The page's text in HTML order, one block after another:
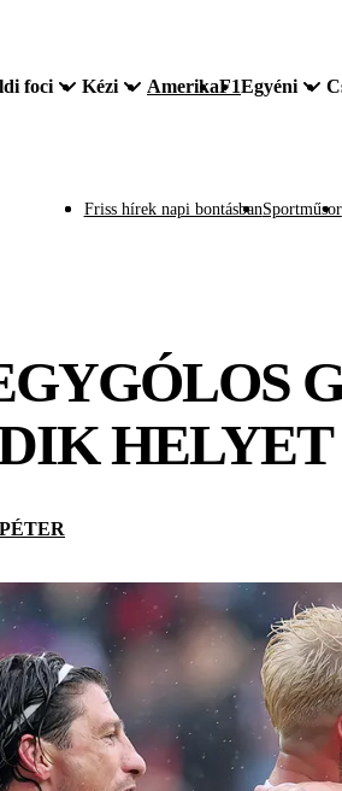
foci Kézi AmerikaF1Egyéni
Friss hírek napi bontásbanSportműsor
HELYET